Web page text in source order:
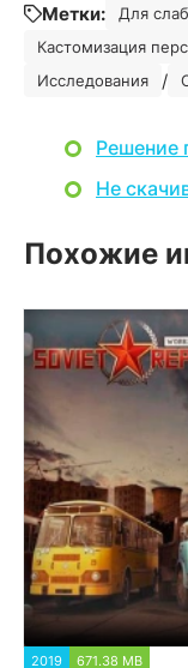
Метки: Для
Кастомизация
Исследования /
Решение
Не
Похожие
2019 671.38 MB